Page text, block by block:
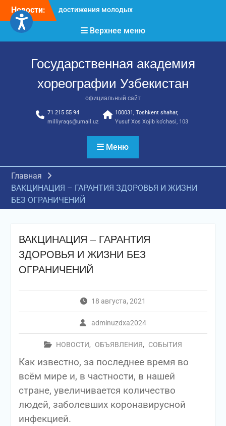
Перейти
содержимому
Новости:
Международное научное
Международное
признание и новые
хореографов!
Международное
признание и новые
достижения молодых
Верхнее меню
Государственная академия
хореографии Узбекистан
официальный сайт
71 215 55 94
milliyraqs@umail.uz
100031, Toshkent shahar,
Yusuf Xos Xojib ko‘chasi, 103
Меню
Главная
ВАКЦИНАЦИЯ – ГАРАНТИЯ ЗДОРОВЬЯ И ЖИЗНИ
БЕЗ ОГРАНИЧЕНИЙ
ВАКЦИНАЦИЯ – ГАРАНТИЯ
ЗДОРОВЬЯ И ЖИЗНИ БЕЗ
ОГРАНИЧЕНИЙ
18 августа, 2021
adminuzdxa2024
НОВОСТИ, ОБЪЯВЛЕНИЯ, СОБЫТИЯ
Как известно, за последнее время во
всём мире и, в частности, в нашей
стране, увеличивается количество
людей, заболевших коронавирусной
инфекцией.